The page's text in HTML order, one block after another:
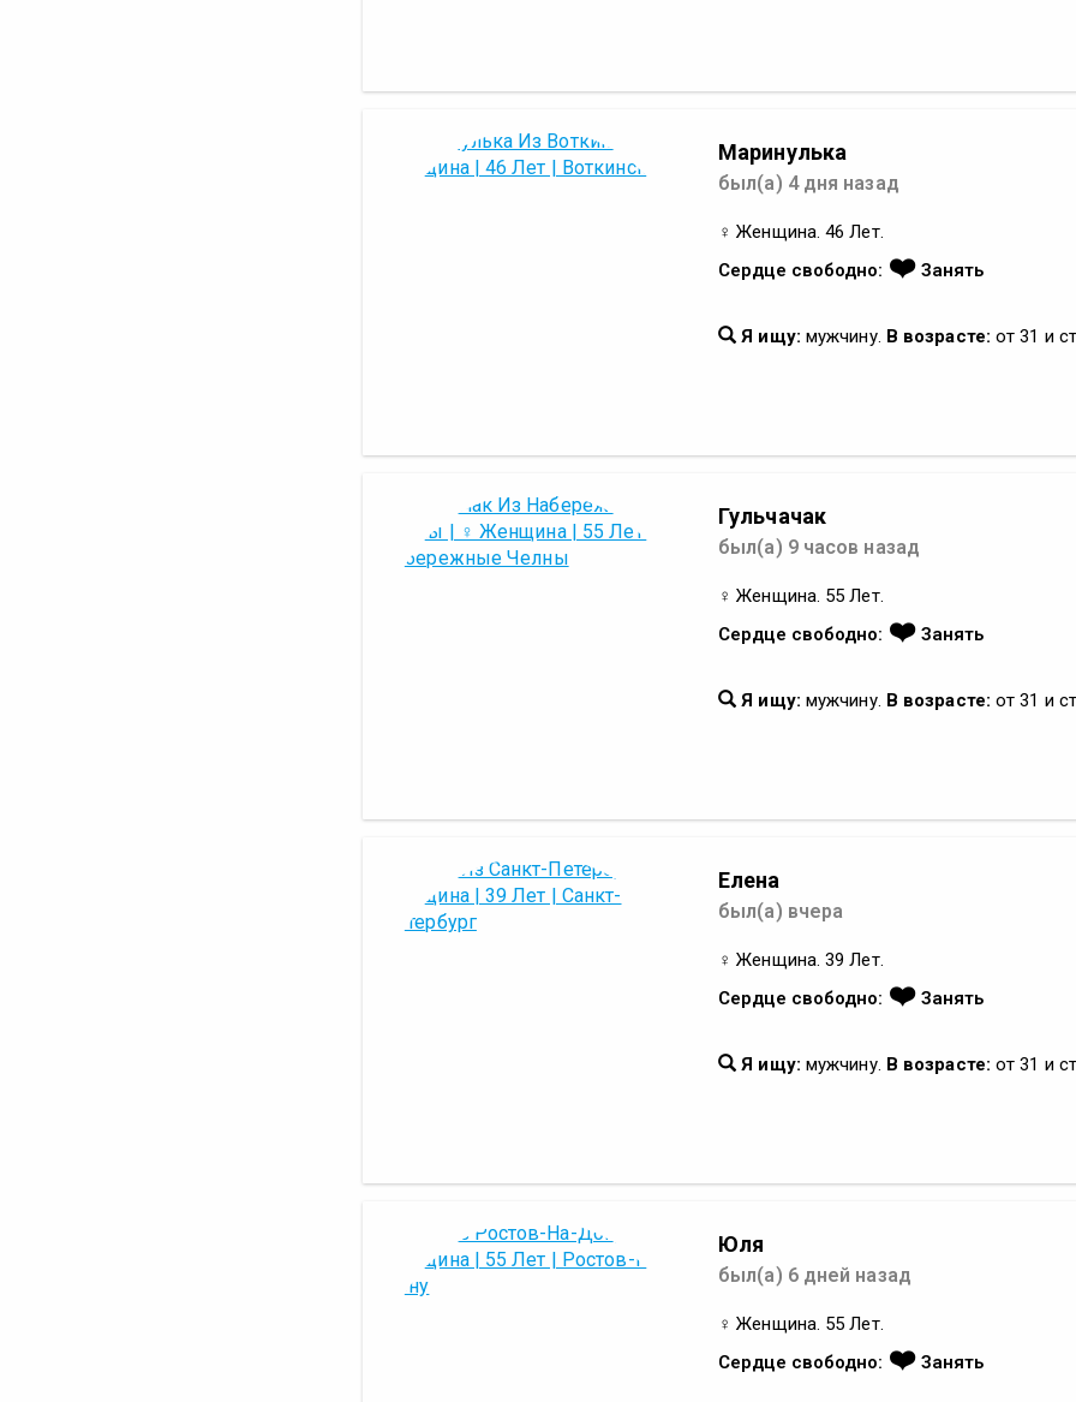
Маринулька
был(а) 4 дня назад
♀ Женщина. 46 Лет.
Сердце свободно: ❤️Занять
Я ищу: мужчину. В возрасте: от 31 и
Гульчачак
был(а) 9 часов назад
♀ Женщина. 55 Лет.
Сердце свободно: ❤️Занять
Я ищу: мужчину. В возрасте: от 31 и
Елена
был(а) вчера
♀ Женщина. 39 Лет.
Сердце свободно: ❤️Занять
Я ищу: мужчину. В возрасте: от 31 и
Юля
был(а) 6 дней назад
♀ Женщина. 55 Лет.
Сердце свободно: ❤️Занять